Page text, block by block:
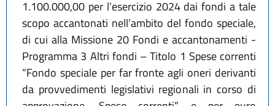
1.100.000,00 per l’esercizio 2024 dai fondi a tale
scopo accantonati nell’ambito del fondo speciale,
di cui alla Missione 20 Fondi e accantonamenti -
Programma 3 Altri fondi – Titolo 1 Spese correnti
“Fondo speciale per far fronte agli oneri derivanti
da provvedimenti legislativi regionali in corso di